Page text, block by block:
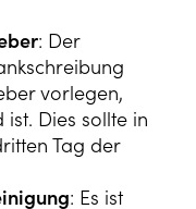
: Der
vorlegen,
Dies sollte in
Tag der
: Es ist